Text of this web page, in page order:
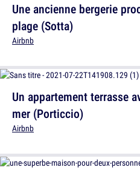
Un appartement terrasse
mer (Porticcio)
Airbnb
Une ancienne bergerie
plage (Sotta)
Airbnb